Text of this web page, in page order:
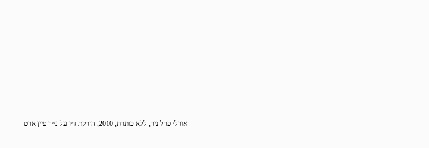
אורלי פרל ניר, ללא כותרת, 2010, הזרקת דיו על נייר פיין ארט